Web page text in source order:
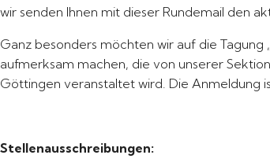
wir senden Ihnen mit dieser Rundemail den
Ganz besonders möchten wir auf die
aufmerksam machen, die von unserer
Göttingen veranstaltet wird. Die Anmeldung
Stellenausschreibungen: